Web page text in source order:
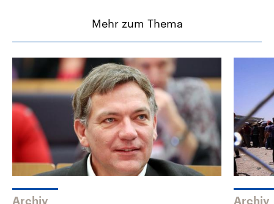
Mehr zum Thema
Archiv Archiv